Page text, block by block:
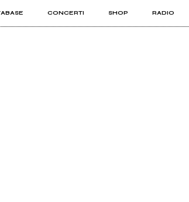
CONCERTI SHOP RADIO
PRO